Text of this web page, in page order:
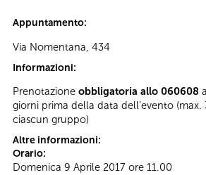
Appuntamento:
Via Nomentana, 434
Informazioni:
Prenotazione obbligatoria allo 060608
giorni prima della data dell’evento (max.
ciascun gruppo)
Altre informazioni:
Orario:
Domenica 9 Aprile 2017 ore 11.00